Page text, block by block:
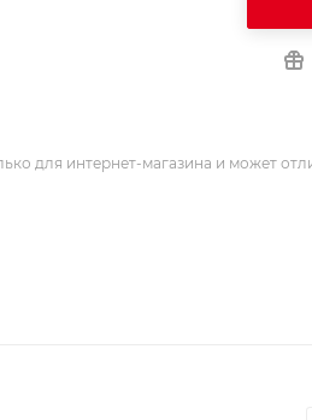
для интернет-магазина и может